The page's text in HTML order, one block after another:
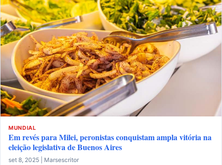
MUNDIAL
Em revés para Milei, peronistas conquistam ampla vitória na
eleição legislativa de Buenos Aires
set 8, 2025 | Marsescritor